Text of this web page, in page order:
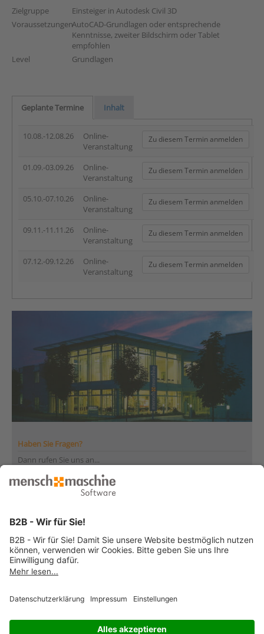
Zielgruppe
Einsteiger in Autodesk Civil 3D
VoraussetzungenAutoCAD-Grundlagen oder entsprechende
Kenntnisse, zweiter Bildschirm oder Tablet
empfohlen
Level
Grundlagen
Geplante Termine Inhalt
10.08.-12.08.26
Online-
Veranstaltung
Zu diesem Termin anmelden
01.09.-03.09.26
Online-
Veranstaltung
Zu diesem Termin anmelden
05.10.-07.10.26
Online-
Veranstaltung
Zu diesem Termin anmelden
09.11.-11.11.26
Online-
Veranstaltung
Zu diesem Termin anmelden
07.12.-09.12.26
Online-
Veranstaltung
Zu diesem Termin anmelden
Haben Sie Fragen?
Dann rufen Sie uns an...
Infoline +41 44 864 19 00
und 13:30 bis 17:00 Uhr
... oder senden Sie uns Ihre Nachricht»
© 2026 Mensch und Maschine -Impressum-Datenschutz